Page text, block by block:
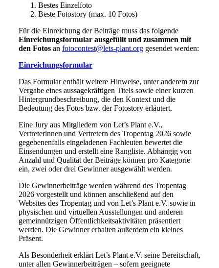
Bestes Einzelfoto
Beste Fotostory (max. 10 Fotos)
Für die Einreichung der Beiträge muss das folgende
Einreichungsformular ausgefüllt und zusammen mit
den Fotos an fotocontest@lets-plant.org gesendet werden:
Einreichungsformular
Das Formular enthält weitere Hinweise, unter anderem zur
Vergabe eines aussagekräftigen Titels sowie einer kurzen
Hintergrundbeschreibung, die den Kontext und die
Bedeutung des Fotos bzw. der Fotostory erläutert.
Eine Jury aus Mitgliedern von Let’s Plant e.V.,
Vertreterinnen und Vertretern des Tropentag 2026 sowie
gegebenenfalls eingeladenen Fachleuten bewertet die
Einsendungen und erstellt eine Rangliste. Abhängig von
Anzahl und Qualität der Beiträge können pro Kategorie
ein, zwei oder drei Gewinner ausgewählt werden.
Die Gewinnerbeiträge werden während des Tropentag
2026 vorgestellt und können anschließend auf den
Websites des Tropentag und von Let’s Plant e.V. sowie in
physischen und virtuellen Ausstellungen und anderen
gemeinnützigen Öffentlichkeitsaktivitäten präsentiert
werden. Die Gewinner erhalten außerdem ein kleines
Präsent.
Als Besonderheit erklärt Let’s Plant e.V. seine Bereitschaft,
unter allen Gewinnerbeiträgen – sofern geeignete